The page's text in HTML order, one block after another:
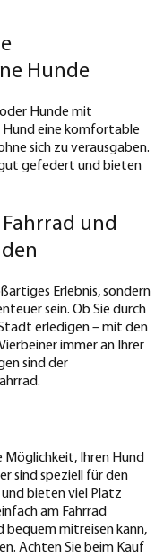
Hunde
Hunde mit
eine komfortable
sich zu verausgaben.
gefedert und bieten
und
Erlebnis, sondern
sein. Ob Sie durch
erledigen – mit den
immer an Ihrer
sind der
Ihren Hund
sind speziell für den
bieten viel Platz
am Fahrrad
bequem mitreisen kann,
Achten Sie beim Kauf